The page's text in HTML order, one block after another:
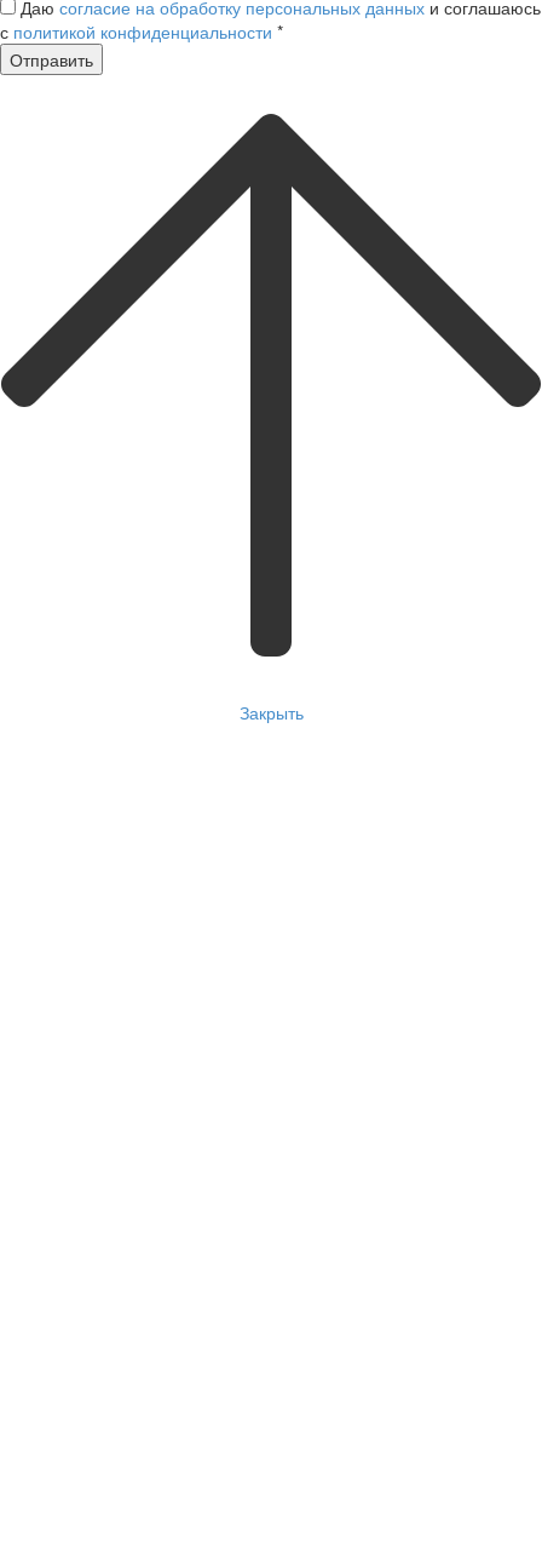
Даю согласие на обработку персональных данных и соглашаюсь
с политикой конфиденциальности *
Закрыть